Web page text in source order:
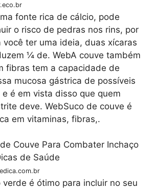
fonte rica de cálcio, pode
o risco de pedras nos rins, por
você ter uma ideia, duas xícaras
¼ de. WebA couve também
fibras tem a capacidade de
mucosa gástrica de possíveis
é em vista disso que quem
deve. WebSuco de couve é
em vitaminas, fibras,.
verde é ótimo para incluir no seu